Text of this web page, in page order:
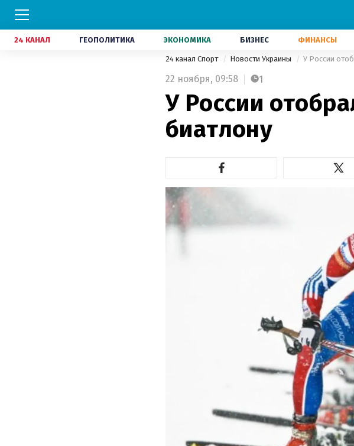
24 КАНАЛ ГЕОПОЛИТИКА ЭКОНОМИКА БИЗНЕС ФИНАНСЫ
24 канал Спорт Новости Украины У России
22 ноября, 09:58 1
У России
биатлону